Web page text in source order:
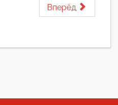
Вперёд